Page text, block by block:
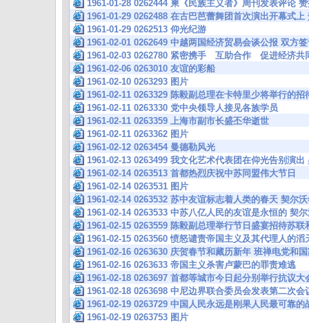
1961-01-28 0262444 柬《民族主义者》周刊发表评论
1961-01-29 0262488 在古巴芭蕾舞团首次演出开幕式
1961-01-29 0262513 仰光纪游
1961-02-01 0262649 中越两国经济贸易会谈公报 双方
1961-02-03 0262780 紧密携手 互助合作 促进经济共
1961-02-06 0263010 友谊的彩船
1961-02-10 0263293 图片
1961-02-11 0263329 陈毅副总理在卡特里少将举行的
1961-02-11 0263330 党中央领导人接见各族学员
1961-02-11 0263359 上海市副市长盛丕华逝世
1961-02-11 0263362 图片
1961-02-12 0263454 曼德勒风光
1961-02-13 0263499 我文化艺术代表团在仰光告别演
1961-02-14 0263513 首都热烈庆祝中苏同盟伟大节日
1961-02-14 0263531 图片
1961-02-14 0263532 苏中友谊标志着人类的春天 契尔
1961-02-14 0263533 中苏八亿人民的友谊是永恒的 契
1961-02-15 0263559 陈毅副总理举行节日盛宴招待苏
1961-02-15 0263560 愤怒谴责帝国主义及其代理人的
1961-02-16 0263630 庆贺春节和藏历新年 班禅电党和
1961-02-16 0263633 帝国主义杀害卢蒙巴的罪责难逃
1961-02-18 0263697 首都等城市今日起分别举行抗议
1961-02-18 0263698 中尼边界联合委员会发表第二次
1961-02-19 0263729 中国人民永远是刚果人民最可靠
1961-02-19 0263753 图片